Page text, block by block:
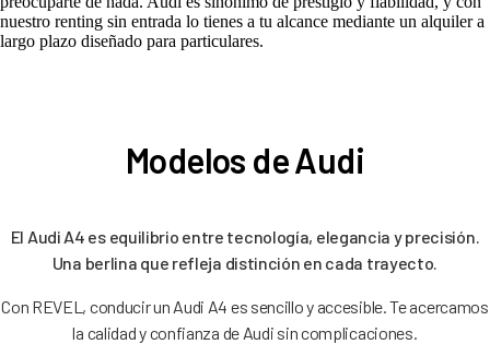
nuestro renting sin entrada lo tienes a tu alcance mediante un alquiler a
largo plazo diseñado para particulares.
Modelos de Audi
El Audi A4 es equilibrio entre tecnología, elegancia y precisión.
Una berlina que refleja distinción en cada trayecto.
Con REVEL, conducir un Audi A4 es sencillo y accesible. Te acercamos
la calidad y confianza de Audi sin complicaciones.